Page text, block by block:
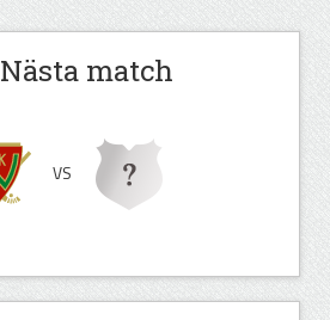
Nästa match
VS